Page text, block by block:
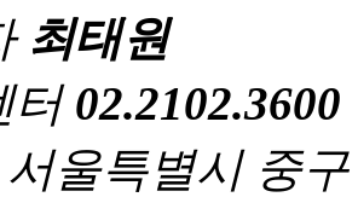
최태원
터 02.2102.3600
서울특별시 중